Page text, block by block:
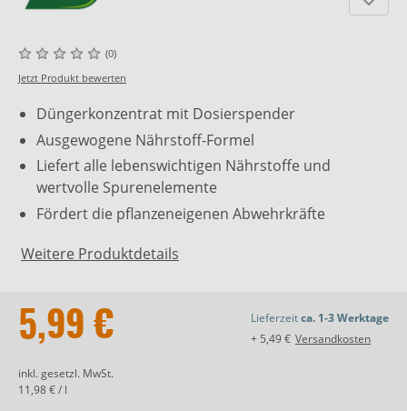
(0)
Jetzt Produkt bewerten
Düngerkonzentrat mit Dosierspender
Ausgewogene Nährstoff-Formel
Liefert alle lebenswichtigen Nährstoffe und
wertvolle Spurenelemente
Fördert die pflanzeneigenen Abwehrkräfte
Weitere Produktdetails
5,99 €
inkl. gesetzl. MwSt.
11,98 € / l
Lieferzeitca. 1-3 Werktage
+ 5,49 € Versandkosten